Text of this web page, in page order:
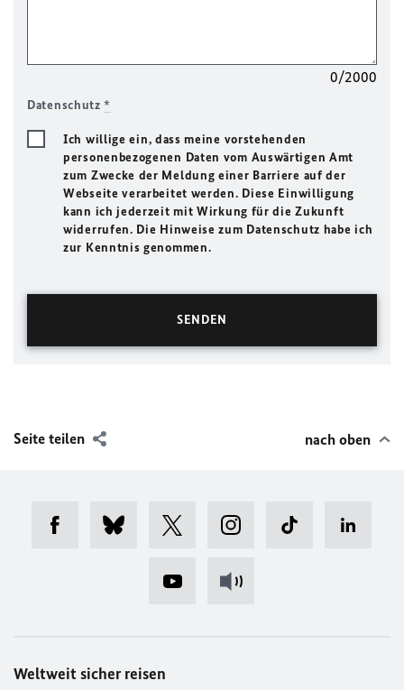
0/2000
Datenschutz*
Ich willige ein, dass meine vorstehenden
personenbezogenen Daten vom Auswärtigen Amt
zum Zwecke der Meldung einer Barriere auf der
Webseite verarbeitet werden. Diese Einwilligung
kann ich jederzeit mit Wirkung für die Zukunft
widerrufen. Die Hinweise zum Datenschutz habe ich
zur Kenntnis genommen.
Seite teilen nach oben
Weltweit sicher reisen